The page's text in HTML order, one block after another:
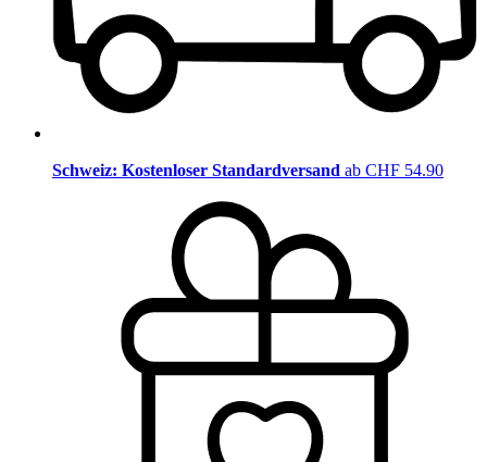
Schweiz: Kostenloser Standardversand ab CHF 54.90